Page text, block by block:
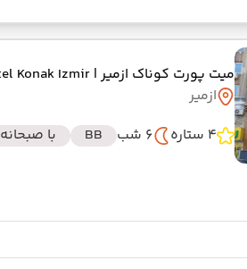
میت پورت کوناک ازمیر| Mitte Port Hotel Konak Izmir
ازمیر
4 ستاره
6 شب BB با صبحانه